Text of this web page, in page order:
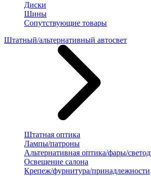
Диски
Шины
Сопутствующие товары
Штатный/альтернативный автосвет
Штатная оптика
Лампы/патроны
Альтернативная оптика/фары/
Освещение салона
Крепеж/фурнитура/принадлежности